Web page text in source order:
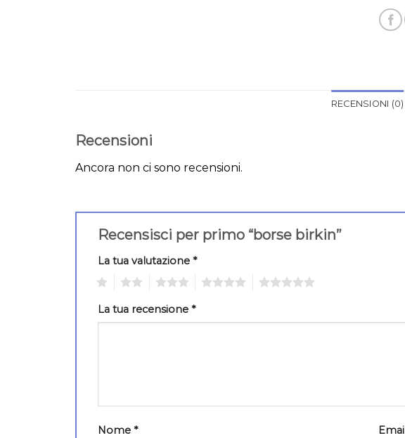
RECENSIONI (0)
Recensioni
Ancora non ci sono recensioni.
Recensisci per primo “borse birkin”
La tua valutazione *
La tua recensione *
Nome * Email